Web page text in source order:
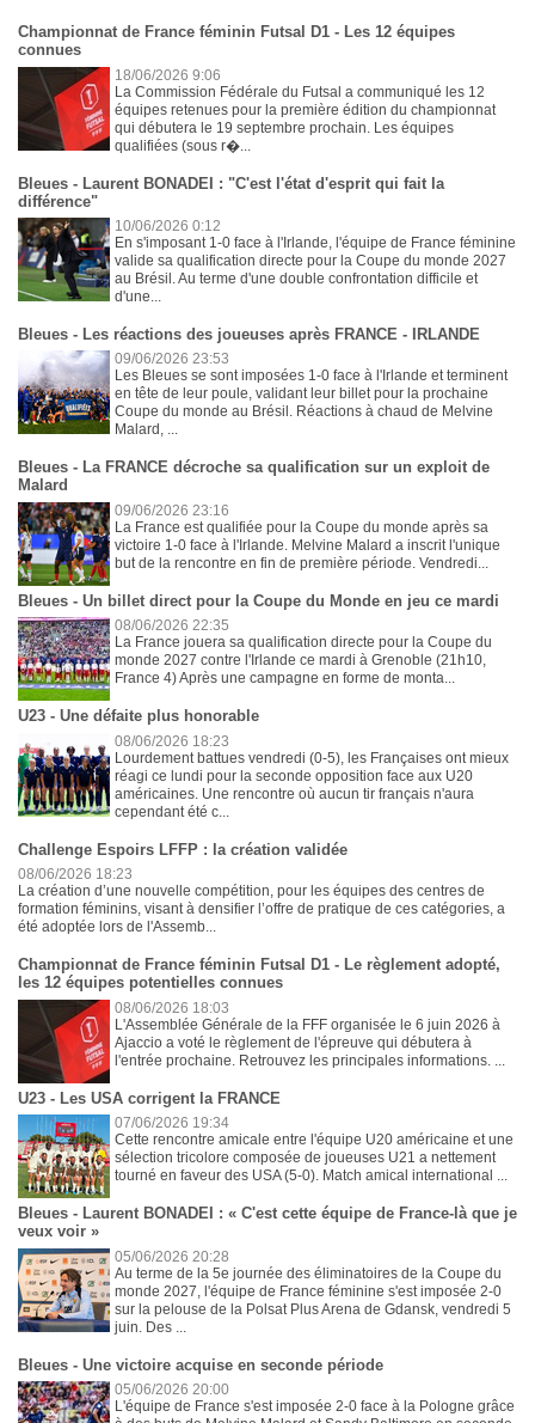
Championnat de France féminin Futsal D1 - Les 12 équipes
connues
18/06/2026 9:06
La Commission Fédérale du Futsal a communiqué les 12
équipes retenues pour la première édition du championnat
qui débutera le 19 septembre prochain. Les équipes
qualifiées (sous r�...
Bleues - Laurent BONADEI : "C'est l'état d'esprit qui fait la
différence"
10/06/2026 0:12
En s'imposant 1-0 face à l'Irlande, l'équipe de France féminine
valide sa qualification directe pour la Coupe du monde 2027
au Brésil. Au terme d'une double confrontation difficile et
d'une...
Bleues - Les réactions des joueuses après FRANCE - IRLANDE
09/06/2026 23:53
Les Bleues se sont imposées 1-0 face à l'Irlande et terminent
en tête de leur poule, validant leur billet pour la prochaine
Coupe du monde au Brésil. Réactions à chaud de Melvine
Malard, ...
Bleues - La FRANCE décroche sa qualification sur un exploit de
Malard
09/06/2026 23:16
La France est qualifiée pour la Coupe du monde après sa
victoire 1-0 face à l'Irlande. Melvine Malard a inscrit l'unique
but de la rencontre en fin de première période. Vendredi...
Bleues - Un billet direct pour la Coupe du Monde en jeu ce mardi
08/06/2026 22:35
La France jouera sa qualification directe pour la Coupe du
monde 2027 contre l'Irlande ce mardi à Grenoble (21h10,
France 4) Après une campagne en forme de monta...
U23 - Une défaite plus honorable
08/06/2026 18:23
Lourdement battues vendredi (0-5), les Françaises ont mieux
réagi ce lundi pour la seconde opposition face aux U20
américaines. Une rencontre où aucun tir français n'aura
cependant été c...
Challenge Espoirs LFFP : la création validée
08/06/2026 18:23
La création d’une nouvelle compétition, pour les équipes des centres de
formation féminins, visant à densifier l’offre de pratique de ces catégories, a
été adoptée lors de l'Assemb...
Championnat de France féminin Futsal D1 - Le règlement adopté,
les 12 équipes potentielles connues
08/06/2026 18:03
L'Assemblée Générale de la FFF organisée le 6 juin 2026 à
Ajaccio a voté le règlement de l'épreuve qui débutera à
l'entrée prochaine. Retrouvez les principales informations. ...
U23 - Les USA corrigent la FRANCE
07/06/2026 19:34
Cette rencontre amicale entre l'équipe U20 américaine et une
sélection tricolore composée de joueuses U21 a nettement
tourné en faveur des USA (5-0). Match amical international ...
Bleues - Laurent BONADEI : « C'est cette équipe de France-là que je
veux voir »
05/06/2026 20:28
Au terme de la 5e journée des éliminatoires de la Coupe du
monde 2027, l'équipe de France féminine s'est imposée 2-0
sur la pelouse de la Polsat Plus Arena de Gdansk, vendredi 5
juin. Des ...
Bleues - Une victoire acquise en seconde période
05/06/2026 20:00
L'équipe de France s'est imposée 2-0 face à la Pologne grâce